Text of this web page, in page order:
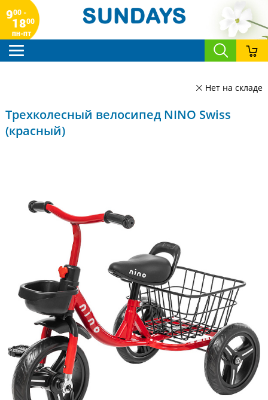
900 -
1800
пн-пт
Нет на складе
Трехколесный велосипед NINO Swiss
(красный)